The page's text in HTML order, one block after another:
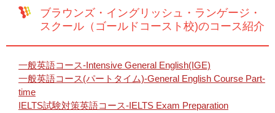
ブラウンズ・イングリッシュ・ランゲージ・
スクール（ゴールドコースト校)のコース紹介
一般英語コース-Intensive General English(IGE)
一般英語コース(パートタイム)-General English Course Part-
time
IELTS試験対策英語コース-IELTS Exam Preparation